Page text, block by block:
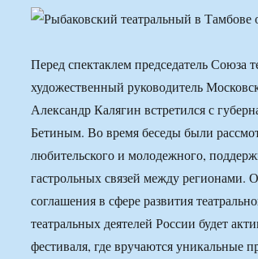
Перед спектаклем председатель Союза
художественный руководитель
Александр Калягин встретился с
Бетиным. Во время беседы были
любительского и молодежного,
гастрольных связей между регионами.
соглашения в сфере развития
театральных деятелей России будет
фестиваля, где вручаются уникальные